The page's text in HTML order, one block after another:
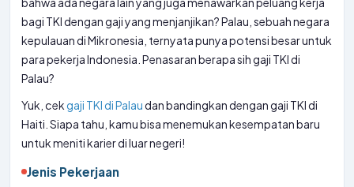
bagi TKI dengan gaji yang menjanjikan? Palau, sebuah negara
kepulauan di Mikronesia, ternyata punya potensi besar untuk
para pekerja Indonesia. Penasaran berapa sih gaji TKI di
Palau?
Yuk, cek gaji TKI di Palaudan bandingkan dengan gaji TKI di
Haiti. Siapa tahu, kamu bisa menemukan kesempatan baru
untuk meniti karier di luar negeri!
Jenis Pekerjaan